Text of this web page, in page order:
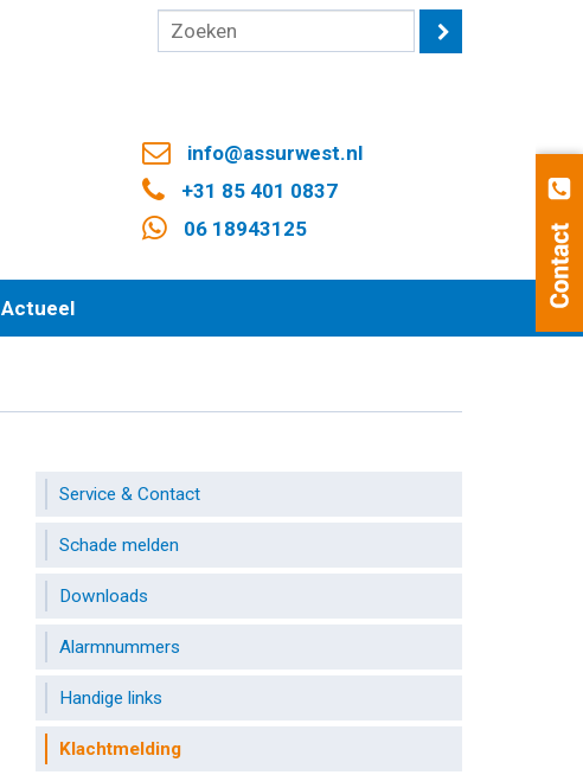
info@assurwest.nl
+31 85 401 0837
06 18943125
Actueel
Service & Contact
Schade melden
Downloads
Alarmnummers
Handige links
Klachtmelding